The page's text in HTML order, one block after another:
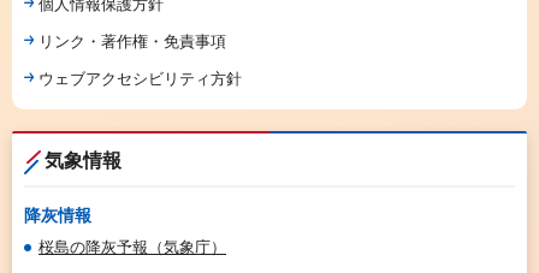
個人情報保護方針
リンク・著作権・免責事項
ウェブアクセシビリティ方針
気象情報
降灰情報
桜島の降灰予報（気象庁）